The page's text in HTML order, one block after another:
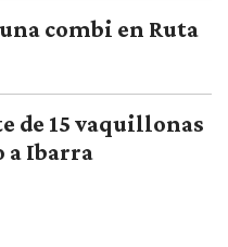
combi en Ruta
de 15 vaquillonas
a Ibarra